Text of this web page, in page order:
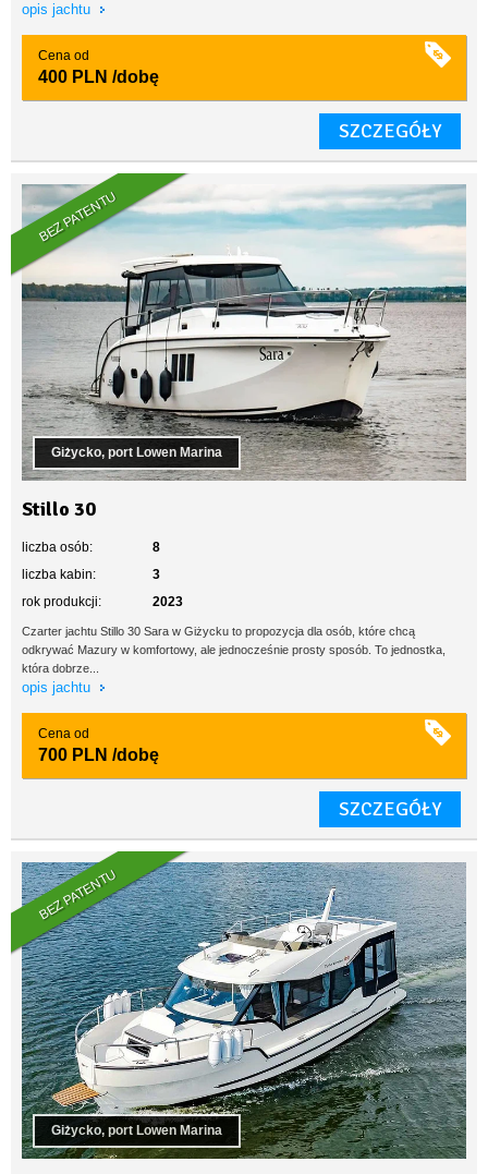
opis jachtu
Cena od
400 PLN /dobę
SZCZEGÓŁY
BEZ PATENTU
Giżycko, port Lowen Marina
Stillo 30
liczba osób:
8
liczba kabin:
3
rok produkcji:
2023
Czarter jachtu Stillo 30 Sara w Giżycku to propozycja dla osób, które chcą
odkrywać Mazury w komfortowy, ale jednocześnie prosty sposób. To jednostka,
która dobrze...
opis jachtu
Cena od
700 PLN /dobę
SZCZEGÓŁY
BEZ PATENTU
Giżycko, port Lowen Marina